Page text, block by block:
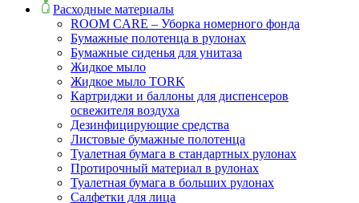
Расходные материалы
ROOM CARE – Уборка номерного фонда
Бумажные полотенца в рулонах
Бумажные сиденья для унитаза
Жидкое мыло
Жидкое мыло TORK
Картриджи и баллоны для диспенсеров
освежителя воздуха
Дезинфицирующие средства
Листовые бумажные полотенца
Туалетная бумага в стандартных рулонах
Протирочный материал в рулонах
Туалетная бумага в больших рулонах
Салфетки для лица